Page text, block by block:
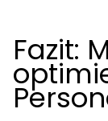
Fazit: